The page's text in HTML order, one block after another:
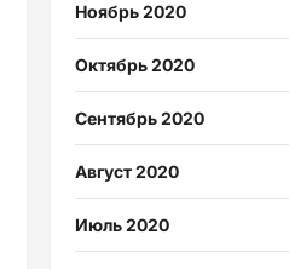
Ноябрь 2020
Октябрь 2020
Сентябрь 2020
Август 2020
Июль 2020